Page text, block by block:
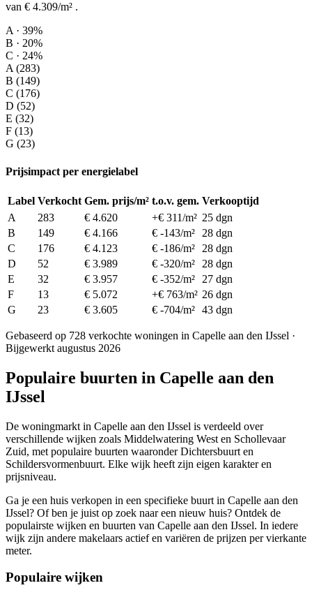
van € 4.309/m² .
A · 39%
B · 20%
C · 24%
A (283)
B (149)
C (176)
D (52)
E (32)
F (13)
G (23)
Prijsimpact per energielabel
Label Verkocht Gem. prijs/m² t.o.v. gem. Verkooptijd
A
283 € 4.620 +€ 311/m² 25 dgn
B
149 € 4.166 € -143/m²
28 dgn
C
176 € 4.123 € -186/m²
28 dgn
D
52 € 3.989 € -320/m²
28 dgn
E
32 € 3.957 € -352/m²
27 dgn
F
13 € 5.072 +€ 763/m² 26 dgn
G
23 € 3.605 € -704/m² 43 dgn
Gebaseerd op 728 verkochte woningen in Capelle aan den IJssel ·
Bijgewerkt augustus 2026
Populaire buurten in Capelle aan den
IJssel
De woningmarkt in Capelle aan den IJssel is verdeeld over
verschillende wijken zoals Middelwatering West en Schollevaar
Zuid, met populaire buurten waaronder Dichtersbuurt en
Schildersvormenbuurt. Elke wijk heeft zijn eigen karakter en
prijsniveau.
Ga je een huis verkopen in een specifieke buurt in Capelle aan den
IJssel? Of ben je juist op zoek naar een nieuw huis? Ontdek de
populairste wijken en buurten van Capelle aan den IJssel. In iedere
wijk zijn andere makelaars actief en variëren de prijzen per vierkante
meter.
Populaire wijken